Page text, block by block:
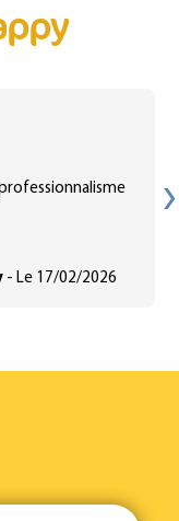
- Le 17/02/2026
›